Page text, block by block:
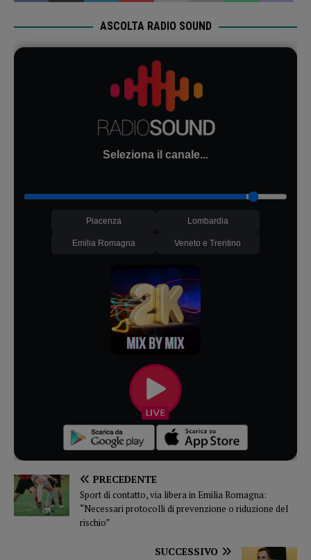
ASCOLTA RADIO SOUND
Seleziona il canale...
Piacenza Lombardia
Emilia Romagna Veneto e Trentino
PRECEDENTE
Sport di contatto, via libera in Emilia Romagna:
“Necessari protocolli di prevenzione o riduzione del
rischio”
SUCCESSIVO